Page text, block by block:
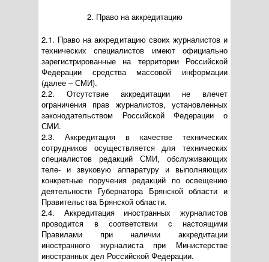
2. Право на аккредитацию
2.1. Право на аккредитацию своих журналистов и
технических специалистов имеют официально
зарегистрированные на территории Российской
Федерации средства массовой информации
(далее – СМИ).
2.2. Отсутствие аккредитации не влечет
ограничения прав журналистов, установленных
законодательством Российской Федерации о
СМИ.
2.3. Аккредитация в качестве технических
сотрудников осуществляется для технических
специалистов редакций СМИ, обслуживающих
теле- и звуковую аппаратуру и выполняющих
конкретные поручения редакций по освещению
деятельности Губернатора Брянской области и
Правительства Брянской области.
2.4. Аккредитация иностранных журналистов
проводится в соответствии с настоящими
Правилами при наличии аккредитации
иностранного журналиста при Министерстве
иностранных дел Российской Федерации.